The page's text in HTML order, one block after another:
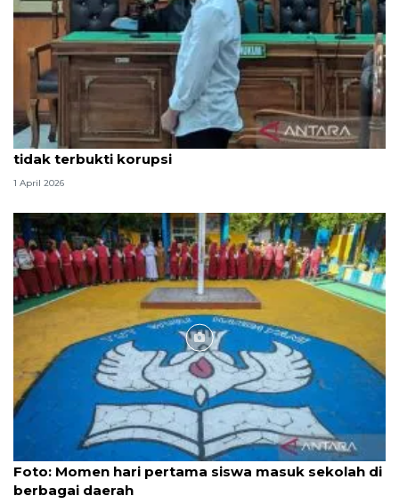
Hakim PN Medan vonis bebas Amsal Sitepu karena
tidak terbukti korupsi
1 April 2026
Foto: Momen hari pertama siswa masuk sekolah di
berbagai daerah